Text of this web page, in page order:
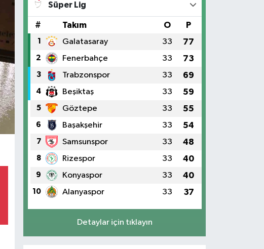
Süper Lig
# Takım O P
1 Galatasaray 33 77
2 Fenerbahçe 33 73
3 Trabzonspor 33 69
4 Beşiktaş 33 59
5 Göztepe 33 55
6 Başakşehir 33 54
7 Samsunspor 33 48
8 Rizespor 33 40
9 Konyaspor 33 40
10 Alanyaspor 33 37
Detaylar için tıklayın